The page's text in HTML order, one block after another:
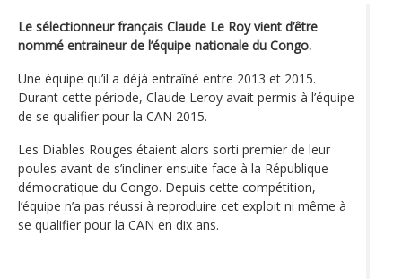
Le sélectionneur français Claude Le Roy vient d’être
nommé entraineur de l’équipe nationale du Congo.
Une équipe qu’il a déjà entraîné entre 2013 et 2015.
Durant cette période, Claude Leroy avait permis à l’équipe
de se qualifier pour la CAN 2015.
Les Diables Rouges étaient alors sorti premier de leur
poules avant de s’incliner ensuite face à la République
démocratique du Congo. Depuis cette compétition,
l’équipe n’a pas réussi à reproduire cet exploit ni même à
se qualifier pour la CAN en dix ans.